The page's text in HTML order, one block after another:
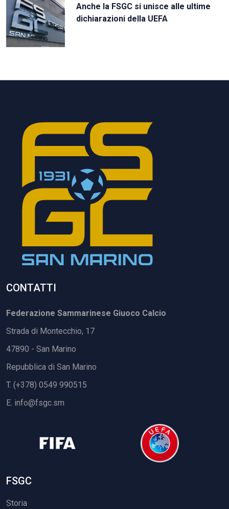
Anche la FSGC si unisce alle ultime
dichiarazioni della UEFA
CONTATTI
Federazione Sammarinese Giuoco Calcio
Strada di Montecchio, 17
47890 - San Marino
Repubblica di San Marino
T. (+378) 0549 990515
E. info@fsgc.sm
FSGC
Storia